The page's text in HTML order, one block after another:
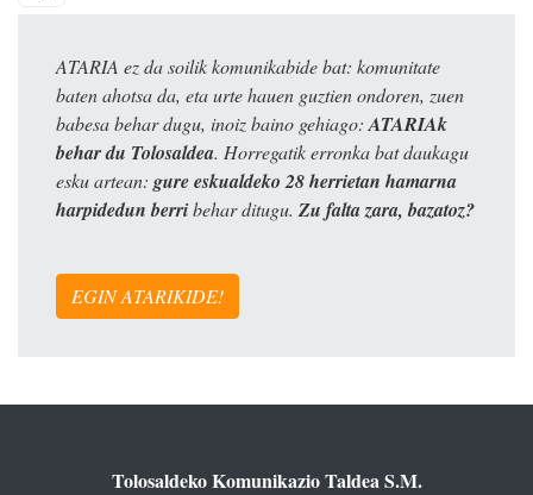
ATARIA ez da soilik komunikabide bat: komunitate
baten ahotsa da, eta urte hauen guztien ondoren, zuen
babesa behar dugu, inoiz baino gehiago: ATARIAk
behar du Tolosaldea. Horregatik erronka bat daukagu
esku artean: gure eskualdeko 28 herrietan hamarna
harpidedun berribehar ditugu. Zu falta zara, bazatoz?
EGIN ATARIKIDE!
Tolosaldeko Komunikazio Taldea S.M.